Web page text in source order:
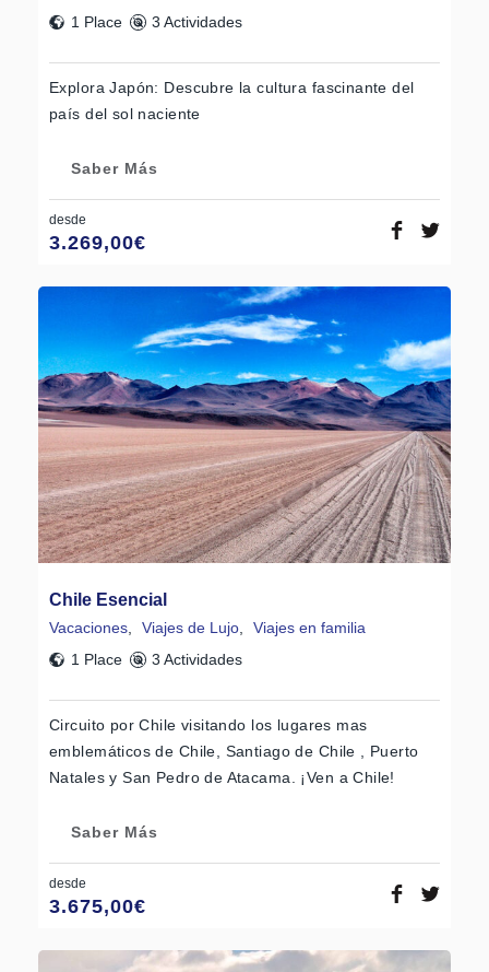
1 Place
3 Actividades
Explora Japón: Descubre la cultura fascinante del
país del sol naciente
Saber Más
desde
3.269,00€
Chile Esencial
Vacaciones Viajes de Lujo
Viajes en familia
1 Place
3 Actividades
Circuito por Chile visitando los lugares mas
emblemáticos de Chile, Santiago de Chile , Puerto
Natales y San Pedro de Atacama. ¡Ven a Chile!
Saber Más
desde
3.675,00€